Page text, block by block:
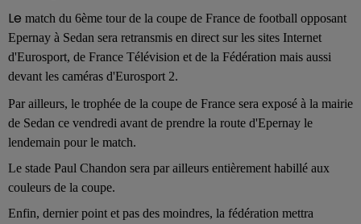
Le match du 6ème tour de la coupe de France de football opposant
Epernay à Sedan sera retransmis en direct sur les sites Internet
d'Eurosport, de France Télévision et de la Fédération mais aussi
devant les caméras d'Eurosport 2.
Par ailleurs, le trophée de la coupe de France sera exposé à la mairie
de Sedan ce vendredi avant de prendre la route d'Epernay le
lendemain pour le match.
Le stade Paul Chandon sera par ailleurs entièrement habillé aux
couleurs de la coupe.
Enfin, dernier point et pas des moindres, la fédération mettra